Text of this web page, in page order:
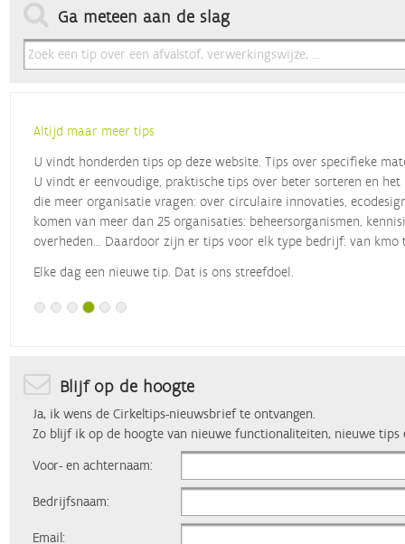
Ga meteen aan de slag
Altijd maar meer tips
U vindt honderden tips op deze website. Tips over specifieke
U vindt er eenvoudige, praktische tips over beter sorteren en
die meer organisatie vragen: over circulaire innovaties,
komen van meer dan 25 organisaties: beheersorganismen,
overheden... Daardoor zijn er tips voor elk type bedrijf: van
Elke dag een nieuwe tip. Dat is ons streefdoel.
Blijf op de hoogte
Ja, ik wens de Cirkeltips-nieuwsbrief te ontvangen.
Zo blijf ik op de hoogte van nieuwe functionaliteiten, nieuwe tips
Voor- en achternaam:
Bedrijfsnaam:
Email: